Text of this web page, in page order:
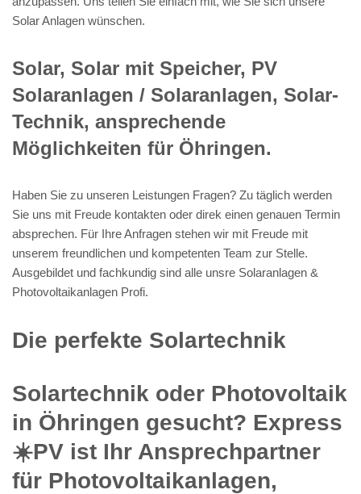
Solar Anlagen wünschen.
Solar, Solar mit Speicher, PV
Solaranlagen / Solaranlagen, Solar-
Technik, ansprechende
Möglichkeiten für Öhringen.
Haben Sie zu unseren Leistungen Fragen? Zu täglich werden
Sie uns mit Freude kontakten oder direk einen genauen Termin
absprechen. Für Ihre Anfragen stehen wir mit Freude mit
unserem freundlichen und kompetenten Team zur Stelle.
Ausgebildet und fachkundig sind alle unsre Solaranlagen &
Photovoltaikanlagen Profi.
Die perfekte Solartechnik
Solartechnik oder Photovoltaik
in Öhringen gesucht? Express
☀️PV️ ist Ihr Ansprechpartner
für Photovoltaikanlagen,